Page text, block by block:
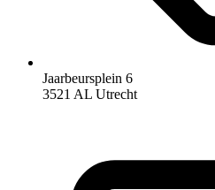
Jaarbeursplein 6
3521 AL Utrecht